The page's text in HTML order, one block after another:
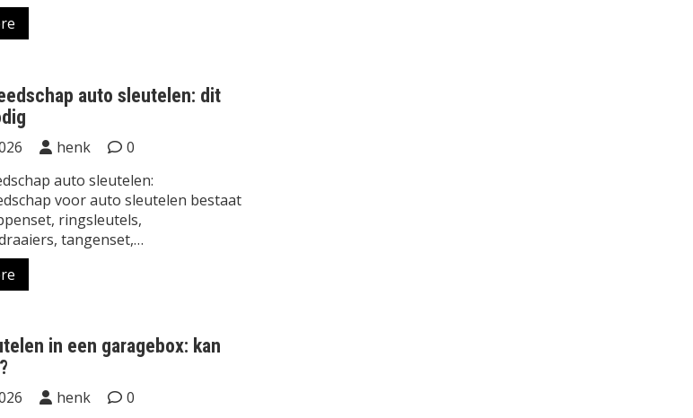
auto sleutelen: dit
henk
0
auto sleutelen:
voor auto sleutelen bestaat
ringsleutels,
tangenset,…
in een garagebox: kan
henk 0